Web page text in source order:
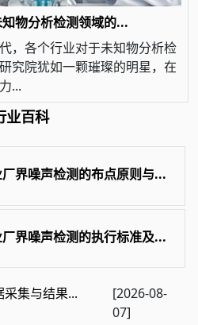
物分析检测领域的...
，各个行业对于未知物分析检
究院犹如一颗璀璨的明星，在
...
业百科
界噪声检测的布点原则与...
界噪声检测的执行标准及...
集与结果...
[2026-08-
07]